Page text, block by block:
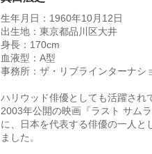
生年月日：1960年10月12日
出生地：東京都品川区大井
身長：170cm
血液型：A型
事務所：ザ・リブラインターナシ
ハリウッド俳優としても活躍され
2003年公開の映画『ラスト サム
に、日本を代表する俳優の一人と
ました。